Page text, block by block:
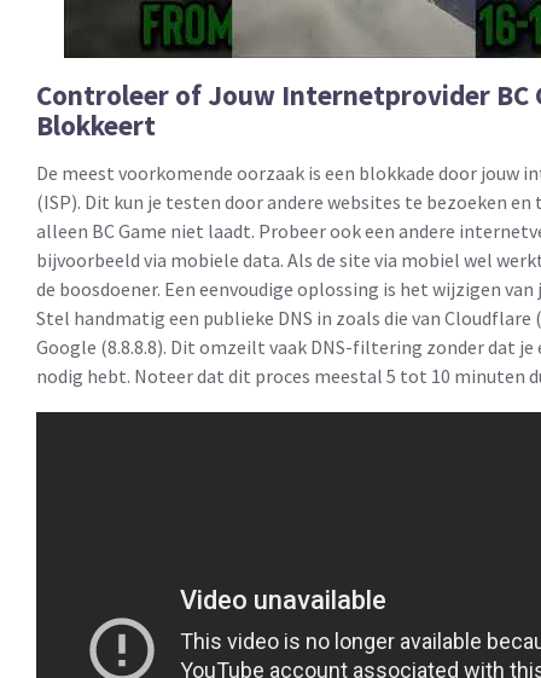
Controleer of Jouw Internetprovider BC
Blokkeert
De meest voorkomende oorzaak is een blokkade door jouw
(ISP). Dit kun je testen door andere websites te bezoeken en
alleen BC Game niet laadt. Probeer ook een andere
bijvoorbeeld via mobiele data. Als de site via mobiel wel
de boosdoener. Een eenvoudige oplossing is het wijzigen van
Stel handmatig een publieke DNS in zoals die van Cloudflare
Google (8.8.8.8). Dit omzeilt vaak DNS-filtering zonder dat je
nodig hebt. Noteer dat dit proces meestal 5 tot 10 minuten